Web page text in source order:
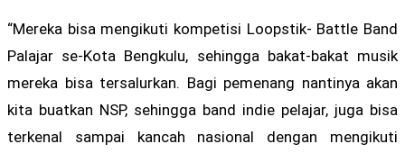
“Mereka bisa mengikuti kompetisi Loopstik- Battle Band
Palajar se-Kota Bengkulu, sehingga bakat-bakat musik
mereka bisa tersalurkan. Bagi pemenang nantinya akan
kita buatkan NSP, sehingga band indie pelajar, juga bisa
terkenal sampai kancah nasional dengan mengikuti